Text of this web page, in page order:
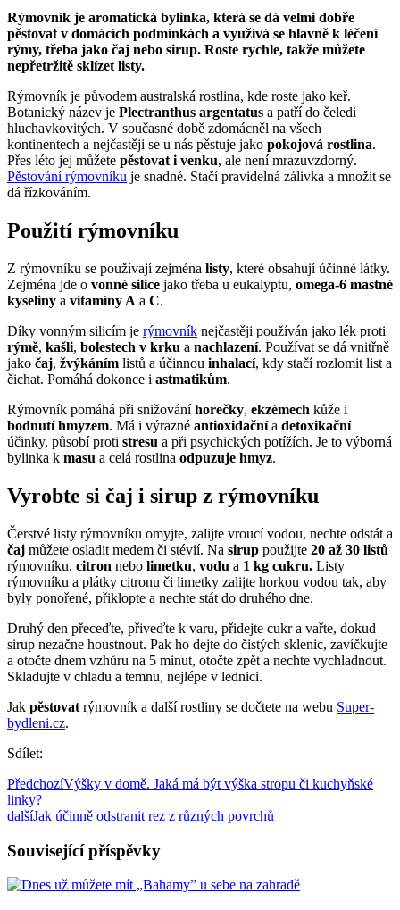
Rýmovník je aromatická bylinka, která se dá velmi dobře
pěstovat v domácích podmínkách a využívá se hlavně k léčení
rýmy, třeba jako čaj nebo sirup. Roste rychle, takže můžete
nepřetržitě sklízet listy.
Rýmovník je původem australská rostlina, kde roste jako keř.
Botanický název je Plectranthus argentatus a patří do čeledi
hluchavkovitých. V současné době zdomácněl na všech
kontinentech a nejčastěji se u nás pěstuje jako pokojová rostlina.
Přes léto jej můžete pěstovat i venku, ale není mrazuvzdorný.
Pěstování rýmovníku je snadné. Stačí pravidelná zálivka a množit se
dá řízkováním.
Použití rýmovníku
Z rýmovníku se používají zejména listy, které obsahují účinné látky.
Zejména jde o vonné silice jako třeba u eukalyptu, omega-6 mastné
kyseliny a vitamíny A a C.
Díky vonným silicím je rýmovník nejčastěji používán jako lék proti
rýmě, kašli, bolestech v krku a nachlazení. Používat se dá vnitřně
jako čaj, žvýkáním listů a účinnou inhalací, kdy stačí rozlomit list a
čichat. Pomáhá dokonce i astmatikům.
Rýmovník pomáhá při snižováníhorečky, ekzémech kůže i
bodnutí hmyzem. Má i výrazné antioxidačnía detoxikační
účinky, působí proti stresu a při psychických potížích. Je to výborná
bylinka k masu a celá rostlina odpuzuje hmyz.
Vyrobte si čaj i sirup z rýmovníku
Čerstvé listy rýmovníku omyjte, zalijte vroucí vodou, nechte odstát a
čaj můžete osladit medem či stévií. Na sirup použijte 20 až 30 listů
rýmovníku, citron nebo limetku, vodu a 1 kg cukru. Listy
rýmovníku a plátky citronu či limetky zalijte horkou vodou tak, aby
byly ponořené, přiklopte a nechte stát do druhého dne.
Druhý den přeceďte, přiveďte k varu, přidejte cukr a vařte, dokud
sirup nezačne houstnout. Pak ho dejte do čistých sklenic, zavíčkujte
a otočte dnem vzhůru na 5 minut, otočte zpět a nechte vychladnout.
Skladujte v chladu a temnu, nejlépe v lednici.
Jak pěstovat rýmovník a další rostliny se dočtete na webu Super-
bydleni.cz.
Sdílet:
PředchozíVýšky v domě. Jaká má být výška stropu či kuchyňské
linky?
dalšíJak účinně odstranit rez z různých povrchů
Související příspěvky